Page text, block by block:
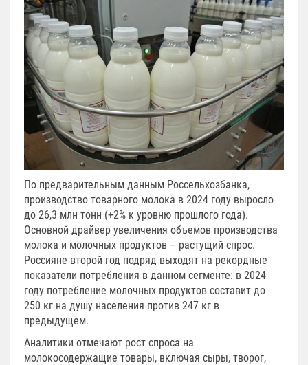
По предварительным данным Россельхозбанка,
производство товарного молока в 2024 году выросло
до 26,3 млн тонн (+2% к уровню прошлого года).
Основной драйвер увеличения объемов производства
молока и молочных продуктов – растущий спрос.
Россияне второй год подряд выходят на рекордные
показатели потребления в данном сегменте: в 2024
году потребление молочных продуктов составит до
250 кг на душу населения против 247 кг в
предыдущем.
Аналитики отмечают рост спроса на
молокосодержащие товары, включая сыры, творог,